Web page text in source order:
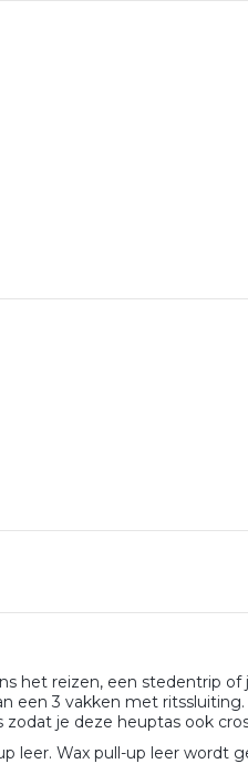
het reizen, een stedentrip of
een 3 vakken met
je deze heuptas ook
leer. Wax pull-up leer wordt